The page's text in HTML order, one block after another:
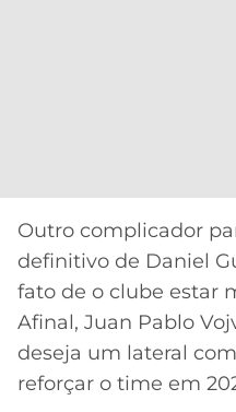
Outro complicador
definitivo de Daniel
fato de o clube estar
Afinal, Juan Pablo
deseja um lateral
reforçar o time em